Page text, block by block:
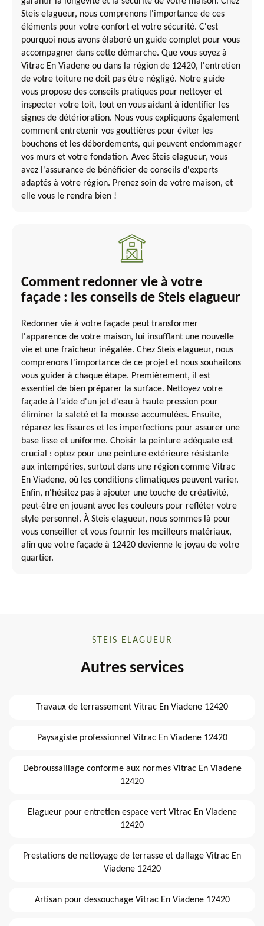
Steis elagueur, nous comprenons l'importance de ces
éléments pour votre confort et votre sécurité. C'est
pourquoi nous avons élaboré un guide complet pour vous
accompagner dans cette démarche. Que vous soyez à
Vitrac En Viadene ou dans la région de 12420, l'entretien
de votre toiture ne doit pas être négligé. Notre guide
vous propose des conseils pratiques pour nettoyer et
inspecter votre toit, tout en vous aidant à identifier les
signes de détérioration. Nous vous expliquons également
comment entretenir vos gouttières pour éviter les
bouchons et les débordements, qui peuvent endommager
vos murs et votre fondation. Avec Steis elagueur, vous
avez l'assurance de bénéficier de conseils d'experts
adaptés à votre région. Prenez soin de votre maison, et
elle vous le rendra bien !
Comment redonner vie à votre
façade : les conseils de Steis elagueur
Redonner vie à votre façade peut transformer
l'apparence de votre maison, lui insufflant une nouvelle
vie et une fraîcheur inégalée. Chez Steis elagueur, nous
comprenons l'importance de ce projet et nous souhaitons
vous guider à chaque étape. Premièrement, il est
essentiel de bien préparer la surface. Nettoyez votre
façade à l'aide d'un jet d'eau à haute pression pour
éliminer la saleté et la mousse accumulées. Ensuite,
réparez les fissures et les imperfections pour assurer une
base lisse et uniforme. Choisir la peinture adéquate est
crucial : optez pour une peinture extérieure résistante
aux intempéries, surtout dans une région comme Vitrac
En Viadene, où les conditions climatiques peuvent varier.
Enfin, n'hésitez pas à ajouter une touche de créativité,
peut-être en jouant avec les couleurs pour refléter votre
style personnel. À Steis elagueur, nous sommes là pour
vous conseiller et vous fournir les meilleurs matériaux,
afin que votre façade à 12420 devienne le joyau de votre
quartier.
STEIS ELAGUEUR
Autres services
Travaux de terrassement Vitrac En Viadene 12420
Paysagiste professionnel Vitrac En Viadene 12420
Debroussaillage conforme aux normes Vitrac En Viadene
12420
Elagueur pour entretien espace vert Vitrac En Viadene
12420
Prestations de nettoyage de terrasse et dallage Vitrac En
Viadene 12420
Artisan pour dessouchage Vitrac En Viadene 12420